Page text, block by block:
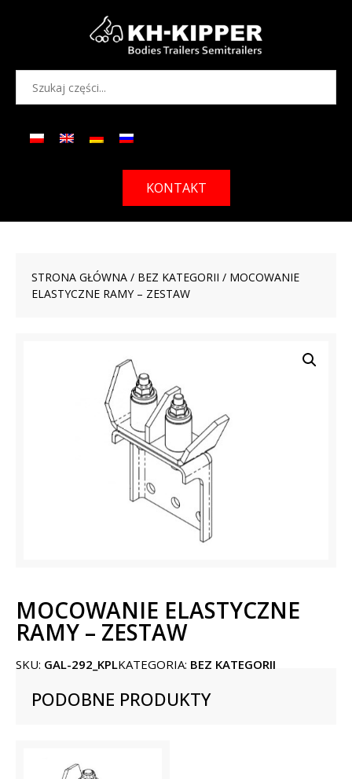
KONTAKT
STRONA GŁÓWNA / BEZ KATEGORII / MOCOWANIE
ELASTYCZNE RAMY – ZESTAW
MOCOWANIE ELASTYCZNE
RAMY – ZESTAW
SKU: GAL-292_KPLKATEGORIA: BEZ KATEGORII
PODOBNE PRODUKTY